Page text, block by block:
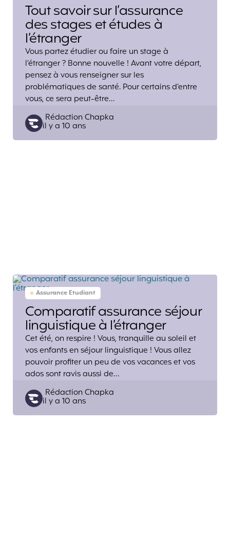
Tout savoir sur l’assurance
des stages et études à
l’étranger
Vous partez étudier ou faire un stage à
l’étranger ? Bonne nouvelle ! Avant votre départ,
pensez à vous renseigner sur les
problématiques de santé. Pour certains d’entre
vous, ce sera peut-être…
Posted
by
Rédaction Chapka
il y a 10 ans
Assurance Etudiant
Comparatif assurance séjour
linguistique à l’étranger
Cet été, on respire ! Vous, tranquille au soleil et
vos enfants en séjour linguistique ! Vous allez
pouvoir profiter un peu de vos vacances et vos
ados sont ravis aussi de…
Posted
by
Rédaction Chapka
il y a 10 ans